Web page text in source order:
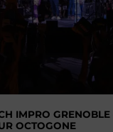
IMPRO GRENOBLE
OCTOGONE